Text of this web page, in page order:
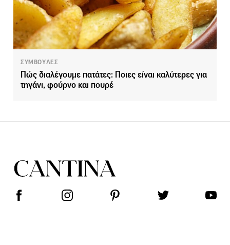
ΣΥΜΒΟΥΛΕΣ
Πώς διαλέγουμε πατάτες: Ποιες είναι καλύτερες για
τηγάνι, φούρνο και πουρέ